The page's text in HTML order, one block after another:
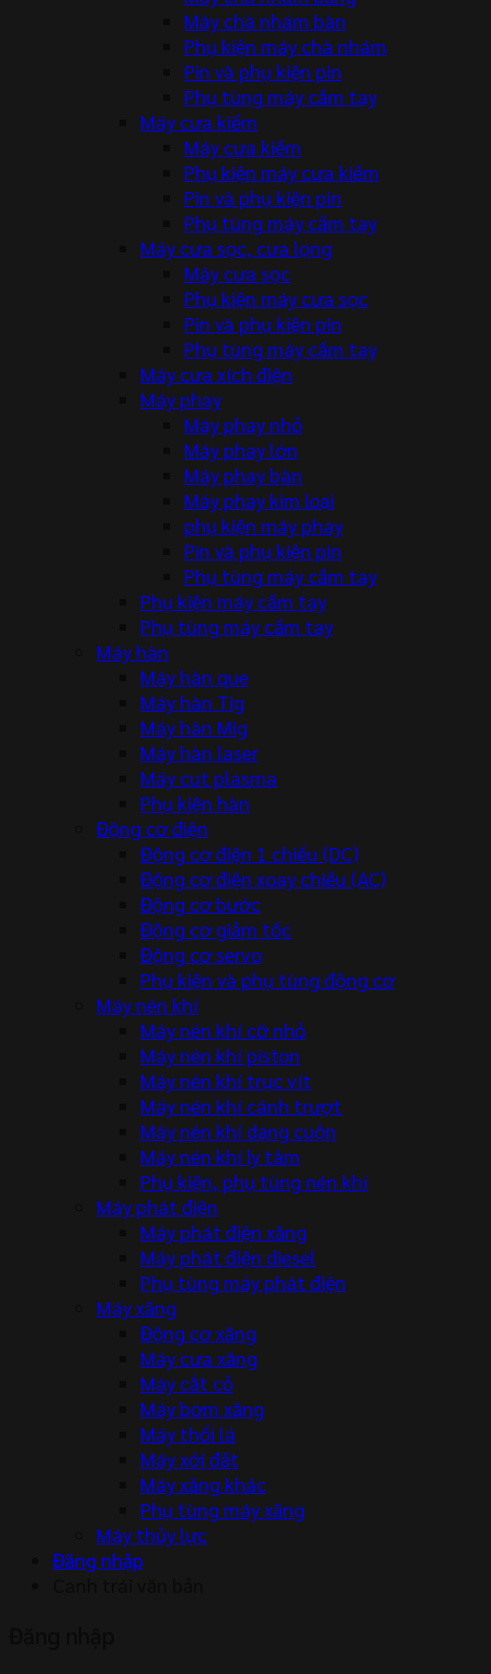
Máy chà nhám bàn
Phụ kiện máy chà nhám
Pin và phụ kiện pin
Phụ tùng máy cầm tay
Máy cưa kiếm
Máy cưa kiếm
Phụ kiện máy cưa kiếm
Pin và phụ kiện pin
Phụ tùng máy cầm tay
Máy cưa sọc, cưa lọng
Máy cưa sọc
Phụ kiện máy cưa sọc
Pin và phụ kiện pin
Phụ tùng máy cầm tay
Máy cưa xích điện
Máy phay
Máy phay nhỏ
Máy phay lớn
Máy phay bàn
Máy phay kim loại
phụ kiện máy phay
Pin và phụ kiện pin
Phụ tùng máy cầm tay
Phụ kiện máy cầm tay
Phụ tùng máy cầm tay
Máy hàn
Máy hàn que
Máy hàn Tig
Máy hàn Mig
Máy hàn laser
Máy cut plasma
Phụ kiện hàn
Động cơ điện
Động cơ điện 1 chiều (DC)
Động cơ điện xoay chiều (AC)
Động cơ bước
Động cơ giảm tốc
Động cơ servo
Phụ kiện và phụ tùng động cơ
Máy nén khí
Máy nén khí cỡ nhỏ
Máy nén khí piston
Máy nén khí trục vít
Máy nén khí cánh trượt
Máy nén khí dạng cuộn
Máy nén khí ly tâm
Phụ kiện, phụ tùng nén khí
Máy phát điện
Máy phát điện xăng
Máy phát điện diesel
Phụ tùng máy phát điện
Máy xăng
Động cơ xăng
Máy cưa xăng
Máy cắt cỏ
Máy bơm xăng
Máy thổi lá
Máy xới đất
Máy xăng khác
Phụ tùng máy xăng
Máy thủy lực
Đăng nhập